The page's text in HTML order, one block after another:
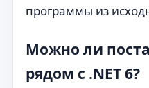
программы из
Можно ли
рядом с .NET 6?